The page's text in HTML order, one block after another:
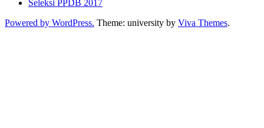
Seleksi PPDB 2017
Powered by WordPress. Theme: university by Viva Themes.